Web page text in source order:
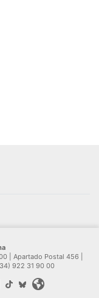
| Apartado Postal 456 |
922 31 90 00